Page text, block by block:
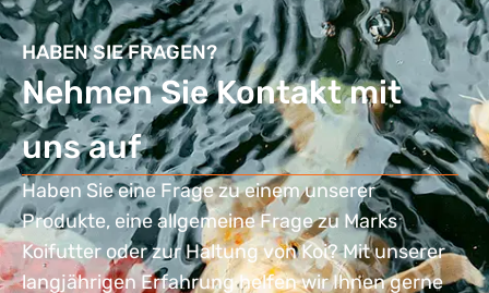
HABEN SIE FRAGEN?
Nehmen Sie Kontakt mit
uns auf
Haben Sie eine Frage zu einem unserer
Produkte, eine allgemeine Frage zu Marks
Koifutter oder zur Haltung von Koi? Mit unserer
langjährigen Erfahrung helfen wir Ihnen gerne